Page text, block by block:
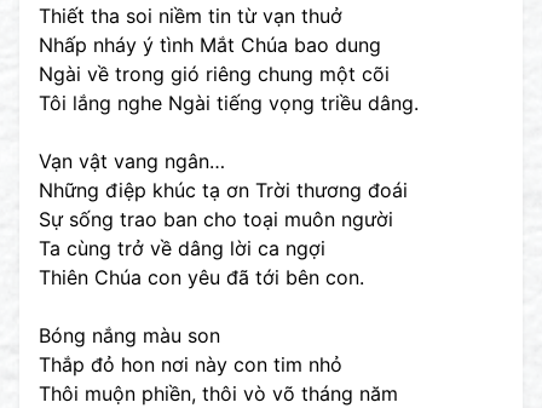
Thiết tha soi niềm tin từ vạn thuở
Nhấp nháy ý tình Mắt Chúa bao dung
Ngài về trong gió riêng chung một cõi
Tôi lắng nghe Ngài tiếng vọng triều dâng.
Vạn vật vang ngân…
Những điệp khúc tạ ơn Trời thương đoái
Sự sống trao ban cho toại muôn người
Ta cùng trở về dâng lời ca ngợi
Thiên Chúa con yêu đã tới bên con.
Bóng nắng màu son
Thắp đỏ hon nơi này con tim nhỏ
Thôi muộn phiền, thôi vò võ tháng năm